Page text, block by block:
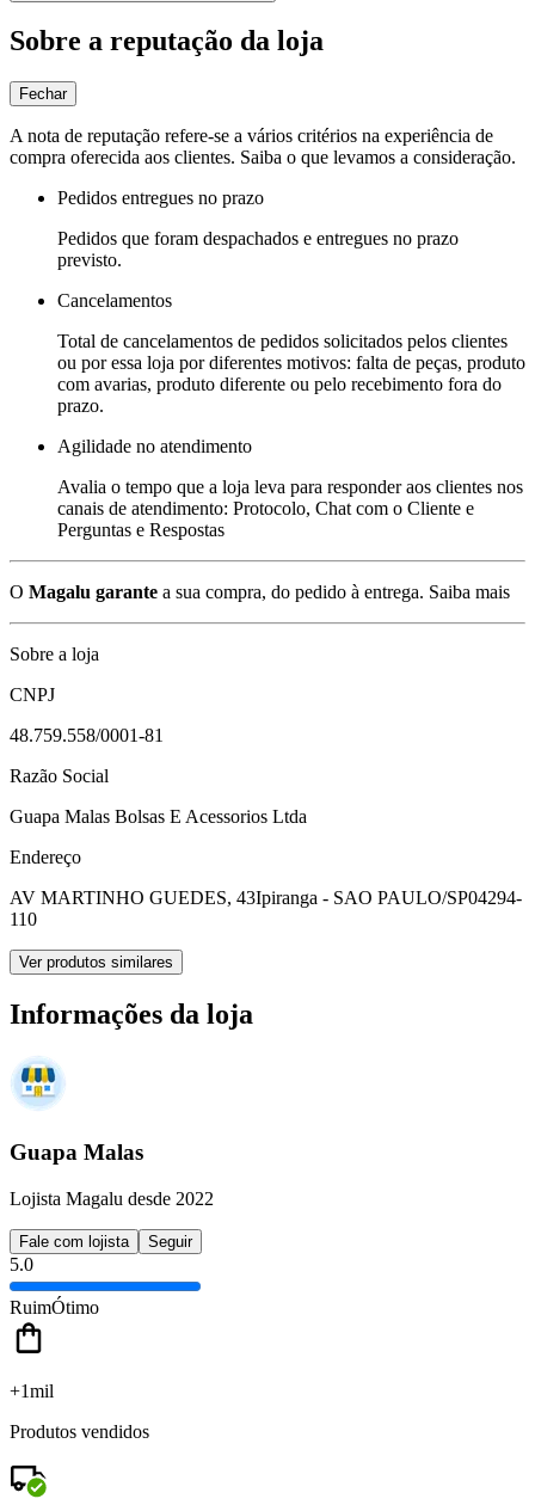
Sobre a reputação da loja
Fechar
A nota de reputação refere-se a vários critérios na experiência de
compra oferecida aos clientes. Saiba o que levamos a consideração.
Pedidos entregues no prazo
Pedidos que foram despachados e entregues no prazo
previsto.
Cancelamentos
Total de cancelamentos de pedidos solicitados pelos clientes
ou por essa loja por diferentes motivos: falta de peças, produto
com avarias, produto diferente ou pelo recebimento fora do
prazo.
Agilidade no atendimento
Avalia o tempo que a loja leva para responder aos clientes nos
canais de atendimento: Protocolo, Chat com o Cliente e
Perguntas e Respostas
O Magalu garante a sua compra, do pedido à entrega. Saiba mais
Sobre a loja
CNPJ
48.759.558/0001-81
Razão Social
Guapa Malas Bolsas E Acessorios Ltda
Endereço
AV MARTINHO GUEDES, 43Ipiranga - SAO PAULO/SP04294-
110
Ver produtos similares
Informações da loja
Guapa Malas
Lojista Magalu desde 2022
Fale com lojista Seguir
5.0
RuimÓtimo
+1mil
Produtos vendidos